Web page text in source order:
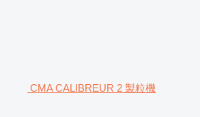
CMA CALIBREUR 2 製粒機